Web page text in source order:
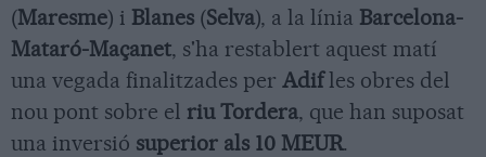
(Maresme) i Blanes (Selva), a la línia Barcelona-
Mataró-Maçanet, s'ha restablert aquest matí
una vegada finalitzades per Adifles obres del
nou pont sobre el riu Tordera, que han suposat
una inversió superior als 10 MEUR.